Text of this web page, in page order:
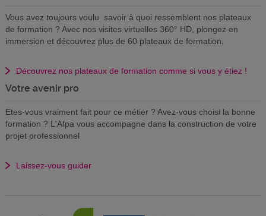
Vous avez toujours voulu savoir à quoi ressemblent nos plateaux
de formation ? Avec nos visites virtuelles 360° HD, plongez en
immersion et découvrez plus de 60 plateaux de formation.
Découvrez nos plateaux de formation comme si vous y étiez !
Votre avenir pro
Etes-vous vraiment fait pour ce métier ? Avez-vous choisi la bonne
formation ? L'Afpa vous accompagne dans la construction de votre
projet professionnel
Laissez-vous guider